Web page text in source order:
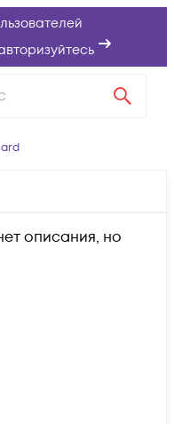
описания, но